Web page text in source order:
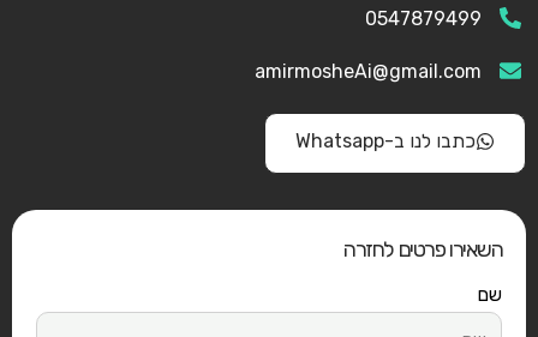
0547879499
amirmosheAi@gmail.com
כתבו לנו ב-Whatsapp
השאירו פרטים לחזרה
שם